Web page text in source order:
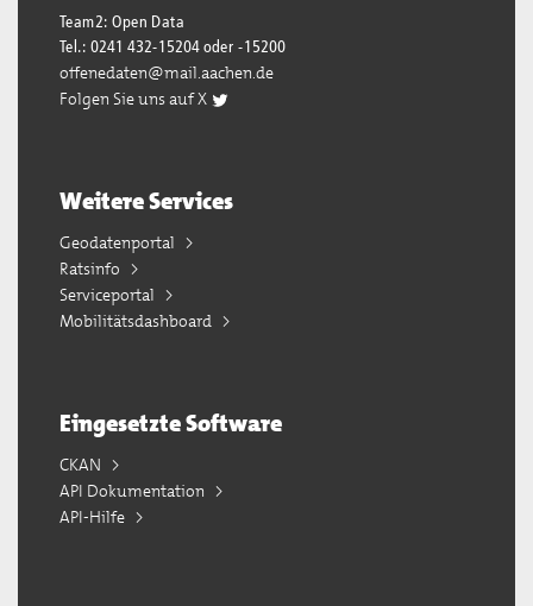
Team2: Open Data
Tel.: 0241 432-15204 oder -15200
offenedaten@mail.aachen.de
Folgen Sie uns auf X
Weitere Services
Geodatenportal
Ratsinfo
Serviceportal
Mobilitätsdashboard
Eingesetzte Software
CKAN
API Dokumentation
API-Hilfe